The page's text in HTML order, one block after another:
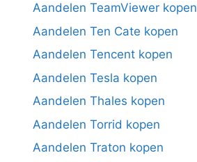
Aandelen TeamViewer kopen
Aandelen Ten Cate kopen
Aandelen Tencent kopen
Aandelen Tesla kopen
Aandelen Thales kopen
Aandelen Torrid kopen
Aandelen Traton kopen